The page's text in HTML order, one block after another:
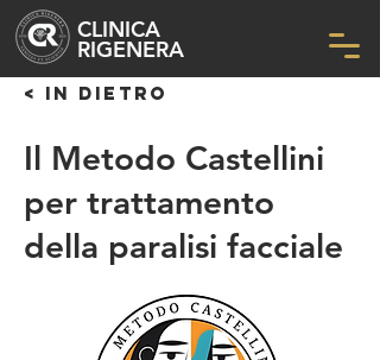
CLINICA
RIGENERA
< IN DIETRO
Il Metodo Castellini
per trattamento
della paralisi facciale